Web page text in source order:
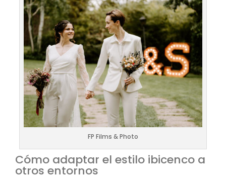
FP Films & Photo
Cómo adaptar el estilo ibicenco a
otros entornos